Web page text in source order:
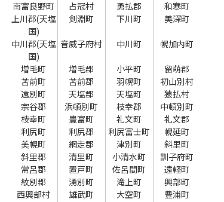
南富良野町
占冠村 勇払郡
和寒町
上川郡(天塩
国)
剣淵町 下川町 美深町
中川郡(天塩
国)
音威子府村 中川町 幌加内町
増毛町 増毛郡 小平町
留萌郡
苫前町
苫前郡 羽幌町
初山別村
遠別町
天塩郡 天塩町
猿払村
宗谷郡
浜頓別町 枝幸郡
中頓別町
枝幸町
豊富町 礼文町
礼文郡
利尻町
利尻郡 利尻富士町
幌延町
美幌町
網走郡 津別町
斜里町
斜里郡
清里町 小清水町
訓子府町
常呂郡
置戸町 佐呂間町
遠軽町
紋別郡
湧別町 滝上町
興部町
西興部村
雄武町 大空町
豊浦町